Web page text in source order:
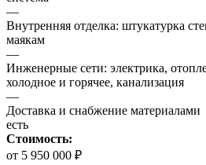
—
Внутренняя отделка: штукатурка
маякам
—
Инженерные сети: электрика,
холодное и горячее, канализация
—
Доставка и снабжение материалами
есть
Стоимость:
от 5 950 000 ₽